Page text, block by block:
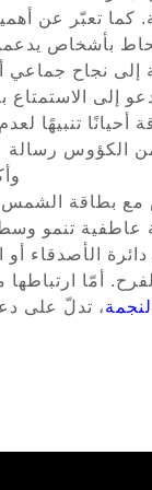
كما تعبّر عن
بأشخاص
إلى نجاح جماعي
إلى
أحيانًا تنبيهًا
الكؤوس
مع بطاقة الشمس
عاطفية تنمو
الأصدقاء أو
أمّا ارتباطها
، تدلّ على